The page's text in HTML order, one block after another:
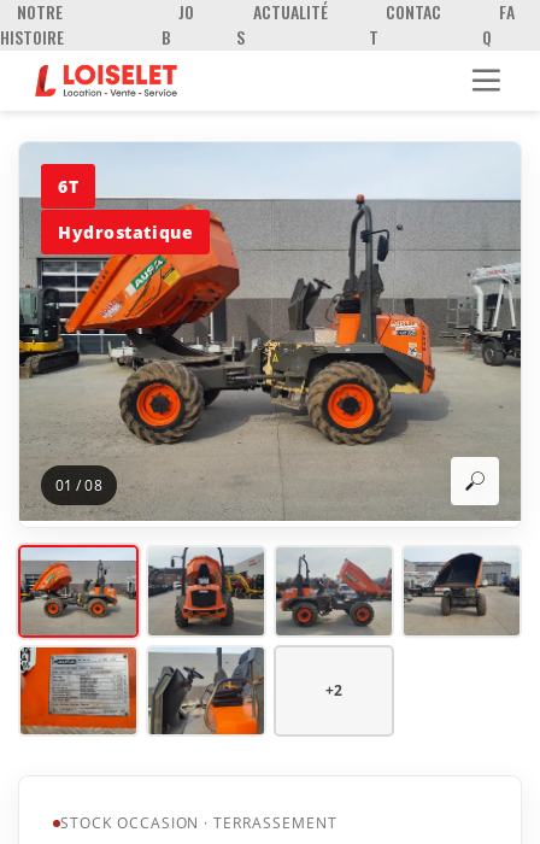
NOTRE
HISTOIRE
JO
B
ACTUALITÉ
S
CONTAC
T
FA
Q
6T
Hydrostatique
01 /08
+2
STOCK OCCASION ·TERRASSEMENT